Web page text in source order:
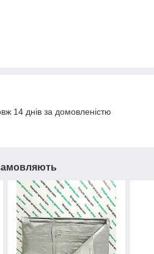
14 днів за домовленістю